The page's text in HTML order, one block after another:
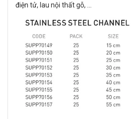
điện tử, lau nội thất gỗ, …